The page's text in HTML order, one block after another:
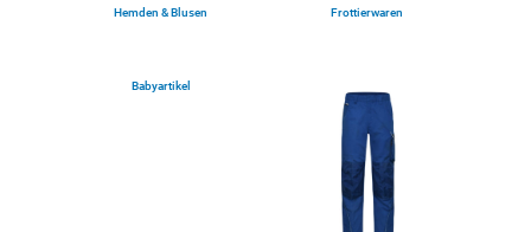
Hemden & Blusen Frottierwaren
Babyartikel